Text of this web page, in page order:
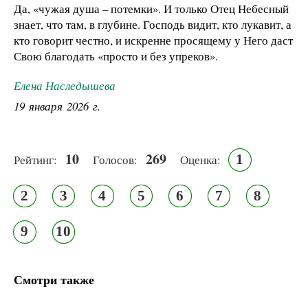
Да, «чужая душа – потемки». И только Отец Небесный
знает, что там, в глубине. Господь видит, кто лукавит, а
кто говорит честно, и искренне просящему у Него даст
Свою благодать «просто и без упреков».
Елена Наследышева
19 января 2026 г.
Рейтинг: 10 Голосов: 269 Оценка: 1
2 3 4 5 6 7 8
9 10
Смотри также